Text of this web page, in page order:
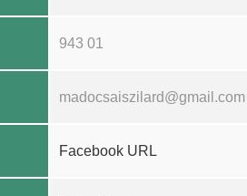
943 01
madocsaiszilard@gmail.com
Facebook URL